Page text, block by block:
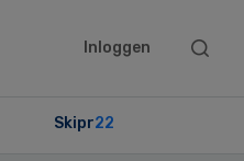
Inloggen
Search
Skipr22